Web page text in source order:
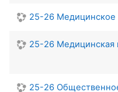
25-26
25-26
25-26